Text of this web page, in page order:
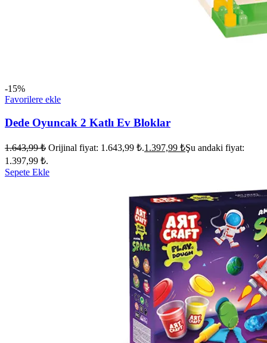
-15%
Favorilere ekle
Dede Oyuncak 2 Katlı Ev Bloklar
1.643,99₺ Orijinal fiyat: 1.643,99 ₺.1.397,99 ₺Şu andaki fiyat:
1.397,99 ₺.
Sepete Ekle